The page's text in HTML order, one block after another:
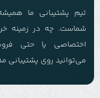
تیم پشتیبانی ما
شماست. چه در زمینه
اختصاصی یا حتی
می‌توانید روی